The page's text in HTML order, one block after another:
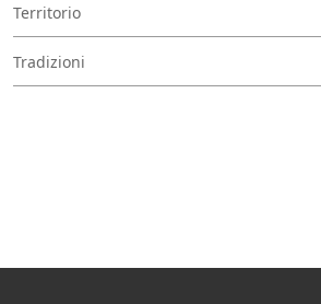
Territorio
Tradizioni